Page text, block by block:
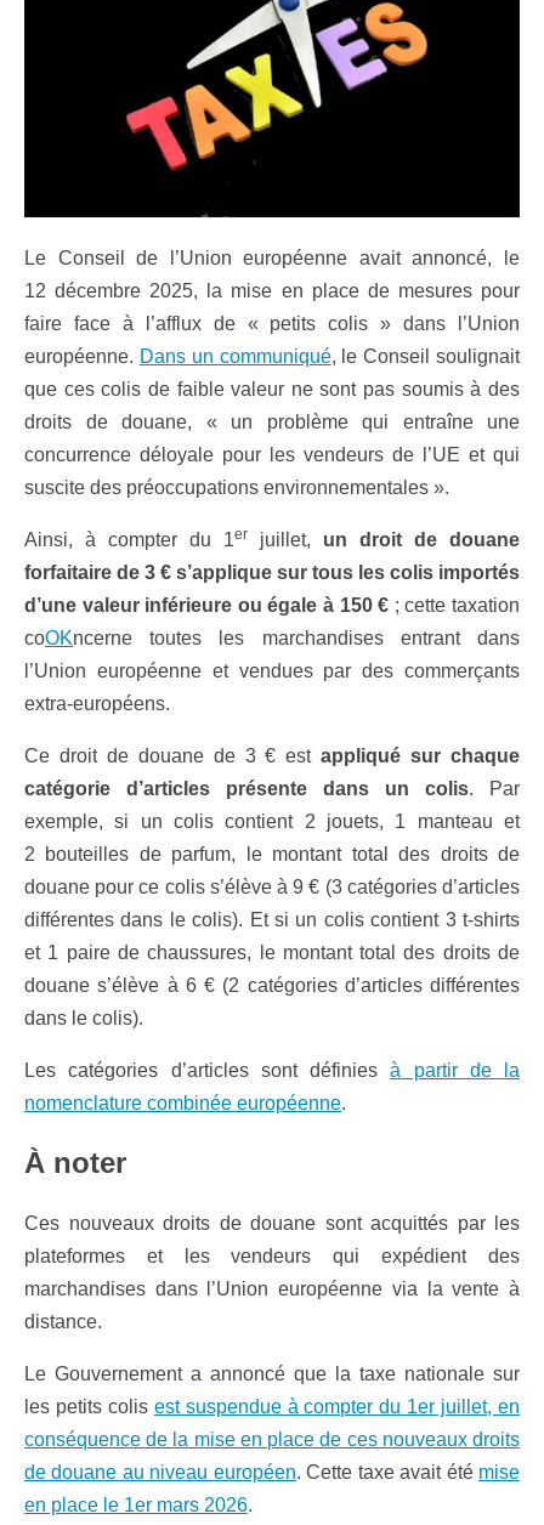
Le Conseil de l’Union européenne avait annoncé, le
12 décembre 2025, la mise en place de mesures pour
faire face à l’afflux de « petits colis » dans l’Union
européenne. Dans un communiqué, le Conseil soulignait
que ces colis de faible valeur ne sont pas soumis à des
droits de douane, « un problème qui entraîne une
concurrence déloyale pour les vendeurs de l’UE et qui
suscite des préoccupations environnementales ».
Ainsi, à compter du 1er juillet, un droit de douane
forfaitaire de 3 € s’applique sur tous les colis importés
d’une valeur inférieure ou égale à 150 € ; cette taxation
coOKncerne toutes les marchandises entrant dans
l’Union européenne et vendues par des commerçants
extra-européens.
Ce droit de douane de 3 € estappliqué sur chaque
catégorie d’articles présente dans un colis. Par
exemple, si un colis contient 2 jouets, 1 manteau et
2 bouteilles de parfum, le montant total des droits de
douane pour ce colis s’élève à 9 € (3 catégories d’articles
différentes dans le colis). Et si un colis contient 3 t-shirts
et 1 paire de chaussures, le montant total des droits de
douane s’élève à 6 € (2 catégories d’articles différentes
dans le colis).
Les catégories d’articles sont définiesà partir de la
nomenclature combinée européenne.
À noter
Ces nouveaux droits de douane sont acquittés par les
plateformes et les vendeurs qui expédient des
marchandises dans l’Union européenne via la vente à
distance.
Le Gouvernement a annoncé que la taxe nationale sur
les petits colis est suspendue à compter du 1er juillet, en
conséquence de la mise en place de ces nouveaux droits
de douane au niveau européen. Cette taxe avait été mise
en place le 1er mars 2026.